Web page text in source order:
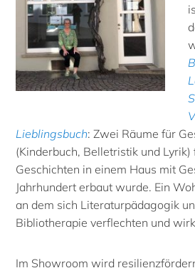
Lieblingsbuch: Zwei Räume für
(Kinderbuch, Belletristik und
Geschichten in einem Haus mit
Jahrhundert erbaut wurde. Ein
an dem sich Literaturpädagogik
Bibliotherapie verflechten und
Im Showroom wird